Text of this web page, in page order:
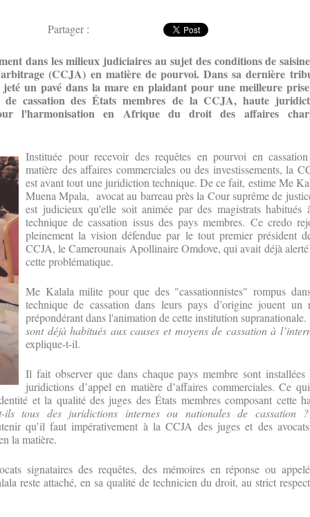
Partager :
dans les milieux judiciaires au sujet des conditions de
(CCJA) en matière de pourvoi. Dans sa dernière
un pavé dans la mare en plaidant pour une meilleure
de cassation des États membres de la CCJA, haute
l'harmonisation en Afrique du droit des affaires
Instituée pour recevoir des requêtes en pourvoi en
matière des affaires commerciales ou des investissements, la
est avant tout une juridiction technique. De ce fait, estime Me
Muena Mpala, avocat au barreau près la Cour suprême de
est judicieux qu'elle soit animée par des magistrats habitués
technique de cassation issus des pays membres. Ce credo
pleinement la vision défendue par le tout premier président
CCJA, le Camerounais Apollinaire Omdove, qui avait déjà
cette problématique.
Me Kalala milite pour que des "cassationnistes" rompus
technique de cassation dans leurs pays d’origine jouent un
prépondérant dans l'animation de cette institution supranationale.
sont déjà habitués aux causes et moyens de cassation à
explique-t-il.
Il fait observer que dans chaque pays membre sont installées
juridictions d’appel en matière d’affaires commerciales. Ce
et la qualité des juges des États membres composant cette
ils tous des juridictions internes ou nationales de cassation ?
qu’il faut impérativement à la CCJA des juges et des
la matière.
signataires des requêtes, des mémoires en réponse ou
reste attaché, en sa qualité de technicien du droit, au strict